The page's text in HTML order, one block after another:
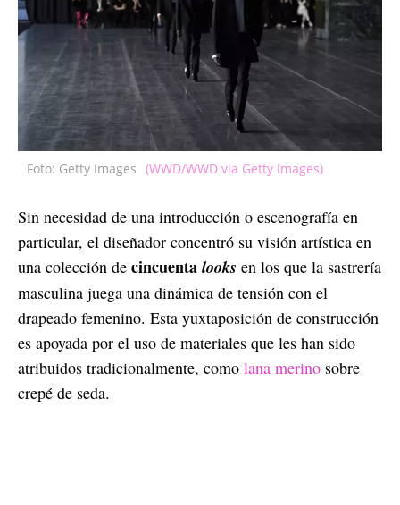
Foto: Getty Images (WWD/WWD via Getty Images)
Sin necesidad de una introducción o escenografía en
particular, el diseñador concentró su visión artística en
una colección de cincuenta looks en los que la sastrería
masculina juega una dinámica de tensión con el
drapeado femenino. Esta yuxtaposición de construcción
es apoyada por el uso de materiales que les han sido
atribuidos tradicionalmente, como lana merino sobre
crepé de seda.